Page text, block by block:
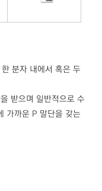
분자 내에서 혹은 두
받으며 일반적으로 수
가까운 P 말단을 갖는